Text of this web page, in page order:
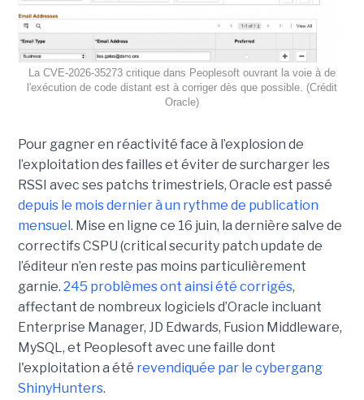
La CVE-2026-35273 critique dans Peoplesoft ouvrant la voie à de
l'exécution de code distant est à corriger dès que possible. (Crédit
Oracle)
Pour gagner en réactivité face à l’explosion de
l’exploitation des failles et éviter de surcharger les
RSSI avec ses patchs trimestriels, Oracle est passé
depuis le mois dernier à un rythme de publication
mensuel. Mise en ligne ce 16 juin, la dernière salve de
correctifs CSPU (critical security patch update de
l’éditeur n’en reste pas moins particulièrement
garnie. 245 problèmes ont ainsi été corrigés,
affectant de nombreux logiciels d’Oracle incluant
Enterprise Manager, JD Edwards, Fusion Middleware,
MySQL, et Peoplesoft avec une faille dont
l'exploitation a été revendiquée par le cybergang
ShinyHunters.